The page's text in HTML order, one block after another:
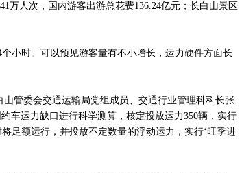
万人次，国内游客出游总花费136.24亿元；长白山景区
小时。可以预见游客量有不小增长，运力硬件方面长
山管委会交通运输局党组成员、交通行业管理科科长张
车运力缺口进行科学测算，核定投放运力350辆，实行
足额运行，并投放不定数量的浮动运力，实行‘旺季进